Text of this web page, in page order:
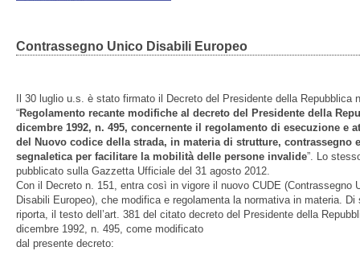
Contrassegno Unico Disabili Europeo
Il 30 luglio u.s. è stato firmato il Decreto del Presidente della Repubblica
“Regolamento recante modifiche al decreto del Presidente della
dicembre 1992, n. 495, concernente il regolamento di esecuzione e
del Nuovo codice della strada, in materia di strutture, contrassegno e
segnaletica per facilitare la mobilità delle persone invalide”. Lo
pubblicato sulla Gazzetta Ufficiale del 31 agosto 2012.
Con il Decreto n. 151, entra così in vigore il nuovo CUDE (Contrassegno
Disabili Europeo), che modifica e regolamenta la normativa in materia. Di
riporta, il testo dell’art. 381 del citato decreto del Presidente della
dicembre 1992, n. 495, come modificato
dal presente decreto: